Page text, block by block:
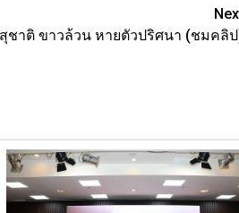
ชาติ ขาวล้วน หายตัวปริศนา (ชมคลิ